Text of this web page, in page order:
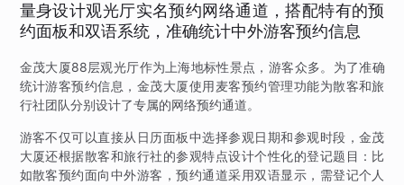
量身设计观光厅实名预约网络通道，搭配特有的预
约面板和双语系统，准确统计中外游客预约信息
金茂大厦88层观光厅作为上海地标性景点，游客众多。为了准确
统计游客预约信息，金茂大厦使用麦客预约管理功能为散客和旅
行社团队分别设计了专属的网络预约通道。
游客不仅可以直接从日历面板中选择参观日期和参观时段，金茂
大厦还根据散客和旅行社的参观特点设计个性化的登记题目：比
如散客预约面向中外游客，预约通道采用双语显示，需登记个人